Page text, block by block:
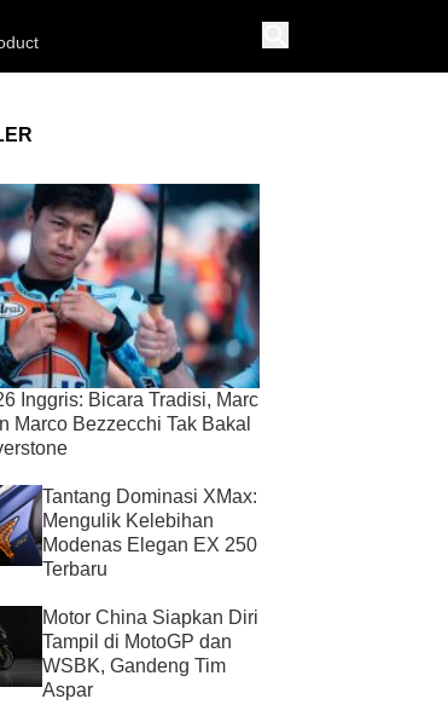
Inggris: Bicara Tradisi, Marc
Marco Bezzecchi Tak Bakal
Tantang Dominasi XMax:
Mengulik Kelebihan
Modenas Elegan EX 250
Terbaru
Motor China Siapkan Diri
Tampil di MotoGP dan
WSBK, Gandeng Tim
Aspar